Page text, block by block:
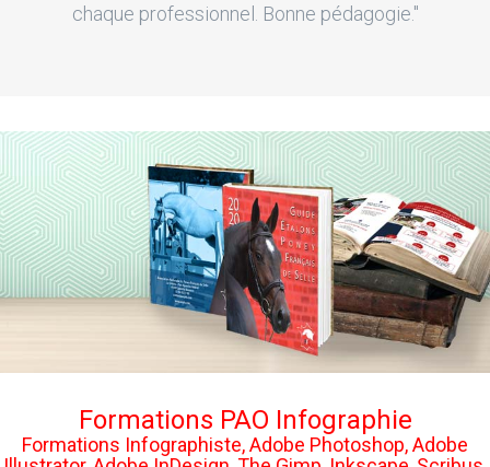
chaque professionnel. Bonne pédagogie."
Formations PAO Infographie
Formations Infographiste, Adobe Photoshop, Adobe